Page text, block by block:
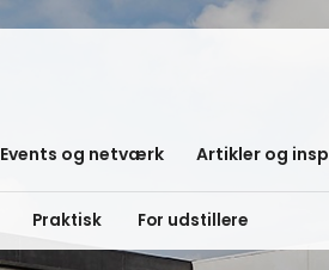
Events og netværk Artikler og
Praktisk For udstillere